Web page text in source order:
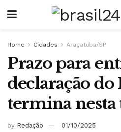
Home Cidades Araçatuba/SP
Prazo para
declaração do
termina nesta
by Redação 01/10/2025